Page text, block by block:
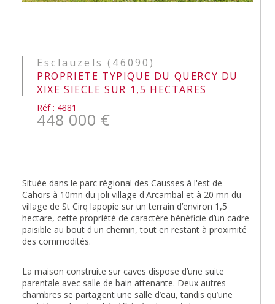
Esclauzels (46090)
PROPRIETE TYPIQUE DU QUERCY DU
XIXE SIECLE SUR 1,5 HECTARES
Réf : 4881
448 000 €
Située dans le parc régional des Causses à l'est de
Cahors à 10mn du joli village d'Arcambal et à 20 mn du
village de St Cirq lapopie sur un terrain d’environ 1,5
hectare, cette propriété de caractère bénéficie d’un cadre
paisible au bout d'un chemin, tout en restant à proximité
des commodités.
La maison construite sur caves dispose d’une suite
parentale avec salle de bain attenante. Deux autres
chambres se partagent une salle d’eau, tandis qu’une